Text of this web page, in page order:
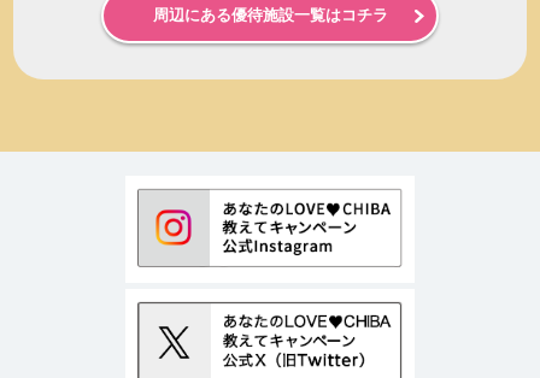
周辺にある優待施設一覧はコチラ